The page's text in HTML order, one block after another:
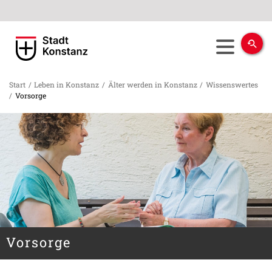
Start / Leben in Konstanz / Älter werden in Konstanz / Wissenswertes
/ Vorsorge
Vorsorge